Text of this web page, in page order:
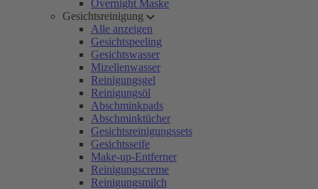
Overnight Maske
Gesichtsreinigung
Alle anzeigen
Gesichtspeeling
Gesichtswasser
Mizellenwasser
Reinigungsgel
Reinigungsöl
Abschminkpads
Abschminktücher
Gesichtsreinigungssets
Gesichtsseife
Make-up-Entferner
Reinigungscreme
Reinigungsmilch